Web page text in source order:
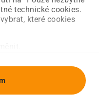
technické cookies.
které cookies
Úvodní strana